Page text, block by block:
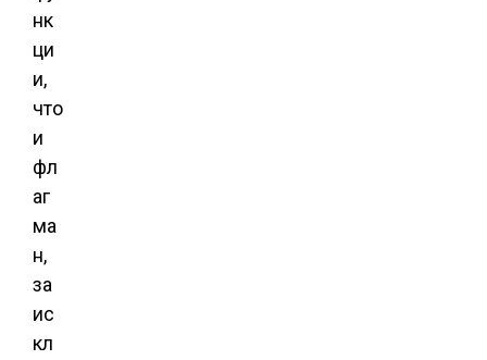
нк
ци
и,
что
и
фл
аг
ма
н,
за
ис
кл